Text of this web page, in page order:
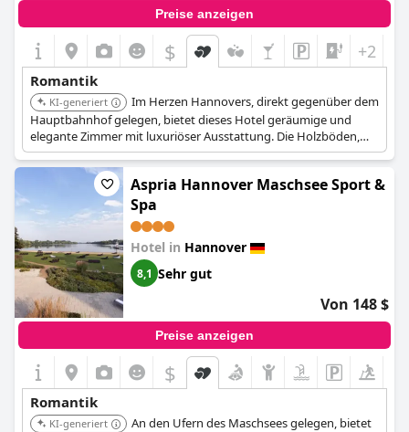
Preise anzeigen
$ +2
Romantik
KI-generiert
Im Herzen Hannovers, direkt gegenüber dem
Hauptbahnhof gelegen, bietet dieses Hotel geräumige und
elegante Zimmer mit luxuriöser Ausstattung. Die Holzböden,
schallgedämpften Fenster und Badezimmer aus Granit oder
Marmor tragen zur romantischen Atmosphäre bei.
Aspria Hannover Maschsee Sport &
Spa
Hotel in Hannover
8,1 Sehr gut
Von 148 $
Preise anzeigen
$
Romantik
KI-generiert
An den Ufern des Maschsees gelegen, bietet